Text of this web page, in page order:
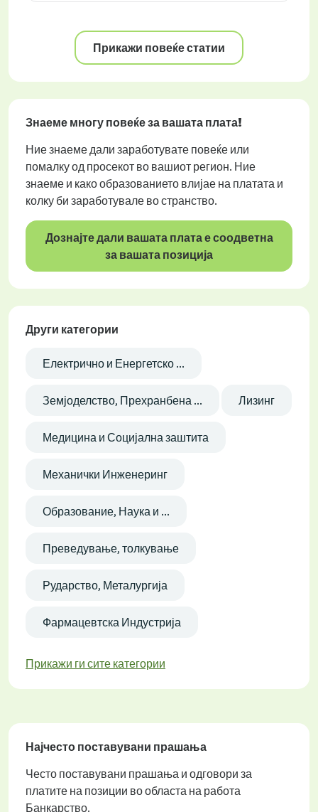
Прикажи повеќе статии
Знаеме многу повеќе за вашата плата!
Ние знаеме дали заработувате повеќе или
помалку од просекот во вашиот регион. Ние
знаеме и како образованието влијае на платата и
колку би заработувале во странство.
Дознајте дали вашата плата е соодветна
за вашата позиција
Други категории
Електрично и Енергетско ...
Земјоделство, Прехранбена ... Лизинг
Медицина и Социјална заштита
Механички Инженеринг
Образование, Наука и ...
Преведување, толкување
Рударство, Металургија
Фармацевтска Индустрија
Прикажи ги сите категории
Најчесто поставувани прашања
Често поставувани прашања и одговори за
платите на позиции во областа на работа
Банкарство.